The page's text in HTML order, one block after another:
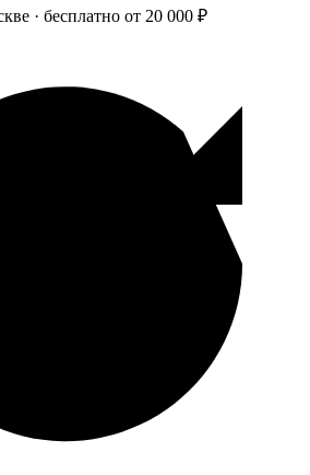
· бесплатно от 20 000 ₽